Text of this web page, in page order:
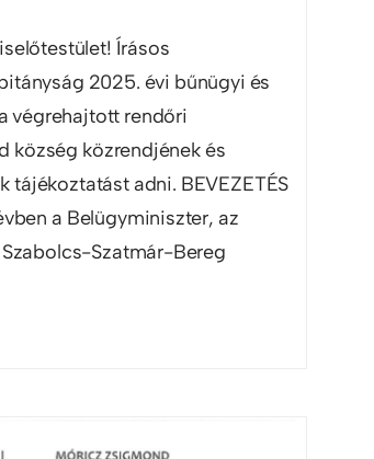
Írásos
2025. évi bűnügyi és
végrehajtott rendőri
község közrendjének és
tájékoztatást adni. BEVEZETÉS
a Belügyminiszter, az
Szatmár-Bereg